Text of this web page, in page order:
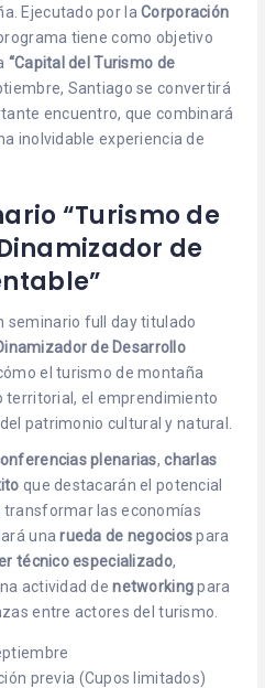
Ejecutado por laCorporación
tiene como objetivo
“Capital del Turismo de
Santiago se convertirá
encuentro, que combinará
inolvidable experiencia de
“Turismo de
de
seminario full day titulado
de Desarrollo
el turismo de montaña
territorial, el emprendimiento
patrimonio cultural y natural.
plenarias,charlas
que destacarán el potencial
las economías
unarueda de negociospara
técnico especializado,
actividad denetworkingpara
entre actores del turismo.
previa (Cupos limitados)